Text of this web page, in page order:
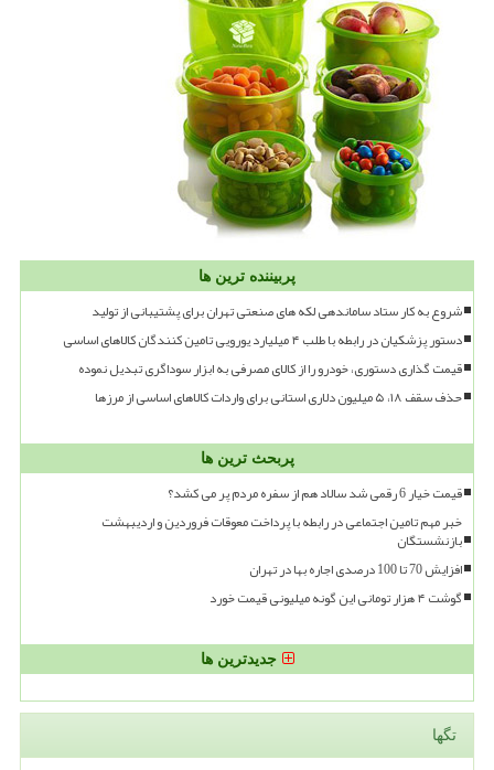
پربیننده ترین ها
شروع به کار ستاد ساماندهی لکه های صنعتی تهران برای پشتیبانی از تولید
دستور پزشکیان در رابطه با طلب ۴ میلیارد یورویی تامین کنندگان کالاهای اساسی
قیمت گذاری دستوری، خودرو را از کالای مصرفی به ابزار سوداگری تبدیل نموده
حذف سقف ۱۸، ۵ میلیون دلاری استانی برای واردات کالاهای اساسی از مرزها
پربحث ترین ها
قیمت خیار 6 رقمی شد سالاد هم از سفره مردم پر می کشد؟
خبر مهم تامین اجتماعی در رابطه با پرداخت معوقات فروردین و اردیبهشت
بازنشستگان
افزایش 70 تا 100 درصدی اجاره بها در تهران
گوشت ۴ هزار تومانی این گونه میلیونی قیمت خورد
جدیدترین ها
تگها